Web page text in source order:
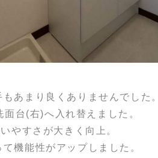
あまり良くありませんでした。
台(右)へ入れ替えました。
やすさが大きく向上。
機能性がアップしました。